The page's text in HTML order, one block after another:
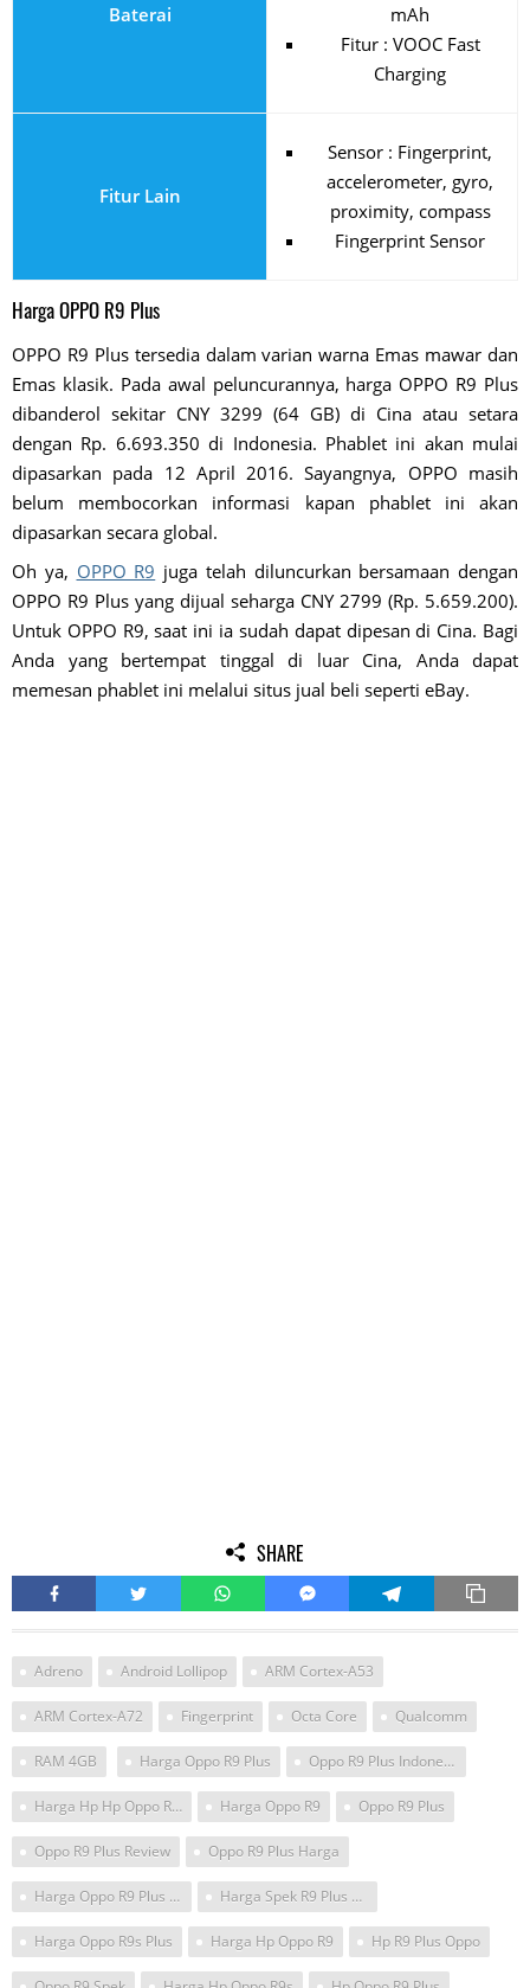
Baterai
mAh
Fitur : VOOC Fast
Charging
Fitur Lain
Sensor : Fingerprint,
accelerometer, gyro,
proximity, compass
Fingerprint Sensor
Harga OPPO R9 Plus
OPPO R9 Plus tersedia dalam varian warna Emas mawar dan
Emas klasik. Pada awal peluncurannya, harga OPPO R9 Plus
dibanderol sekitar CNY 3299 (64 GB) di Cina atau setara
dengan Rp. 6.693.350 di Indonesia. Phablet ini akan mulai
dipasarkan pada 12 April 2016. Sayangnya, OPPO masih
belum membocorkan informasi kapan phablet ini akan
dipasarkan secara global.
Oh ya, OPPO R9 juga telah diluncurkan bersamaan dengan
OPPO R9 Plus yang dijual seharga CNY 2799 (Rp. 5.659.200).
Untuk OPPO R9, saat ini ia sudah dapat dipesan di Cina. Bagi
Anda yang bertempat tinggal di luar Cina, Anda dapat
memesan phablet ini melalui situs jual beli seperti eBay.
SHARE
Adreno Android Lollipop ARM Cortex-A53
ARM Cortex-A72 Fingerprint Octa Core Qualcomm
RAM 4GB Harga Oppo R9 Plus Oppo R9 Plus Indonesia
Harga Hp Hp Oppo R9 Plus Harga Oppo R9 Oppo R9 Plus
Oppo R9 Plus Review Oppo R9 Plus Harga
Harga Oppo R9 Plus Di Jakarta Harga Spek R9 Plus Oppo
Harga Oppo R9s Plus Harga Hp Oppo R9 Hp R9 Plus Oppo